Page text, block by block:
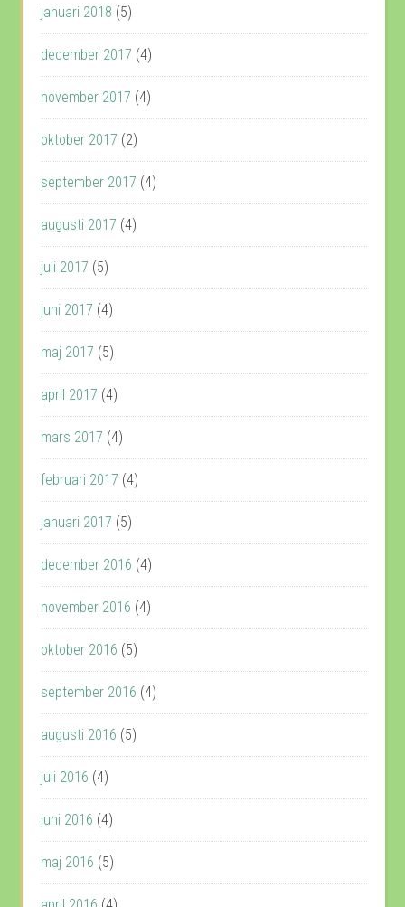
januari 2018 (5)
december 2017 (4)
november 2017 (4)
oktober 2017 (2)
september 2017 (4)
augusti 2017 (4)
juli 2017 (5)
juni 2017 (4)
maj 2017 (5)
april 2017 (4)
mars 2017 (4)
februari 2017 (4)
januari 2017 (5)
december 2016 (4)
november 2016 (4)
oktober 2016 (5)
september 2016 (4)
augusti 2016 (5)
juli 2016 (4)
juni 2016 (4)
maj 2016 (5)